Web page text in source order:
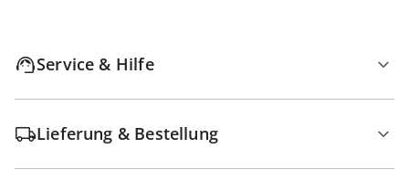
Service & Hilfe
Lieferung & Bestellung